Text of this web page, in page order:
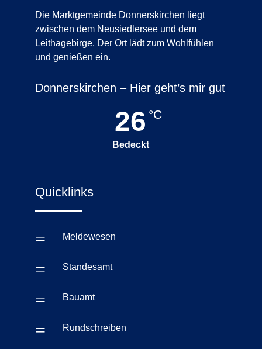
Die Marktgemeinde Donnerskirchen liegt
zwischen dem Neusiedlersee und dem
Leithagebirge. Der Ort lädt zum Wohlfühlen
und genießen ein.
Donnerskirchen – Hier geht’s mir gut
26 °C
Bedeckt
Quicklinks
= Meldewesen
= Standesamt
= Bauamt
= Rundschreiben